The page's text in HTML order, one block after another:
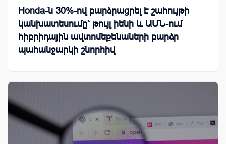
Honda-ն 30%-ով բարձրացրել է շահույթի
կանխատեսումը՝ թույլ իենի և ԱՄՆ-ում
հիբրիդային ավտոմեքենաների բարձր
պահանջարկի շնորհիվ